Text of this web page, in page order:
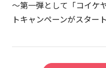
～第一弾として「コイケ
トキャンペーンがスター